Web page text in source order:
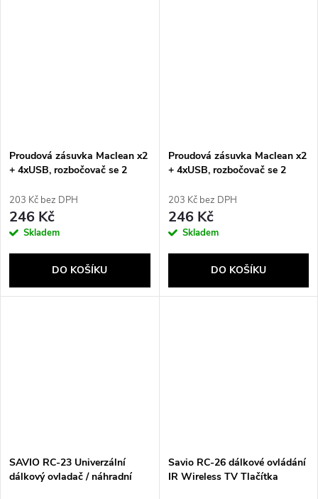
Proudová zásuvka Maclean x2
+ 4xUSB, rozbočovač se 2
PD 20W, 1x16A + 1x6A,
MCE249 F/B
203 Kč bez DPH
246 Kč
Skladem
DO KOŠÍKU
Proudová zásuvka Maclean x2
+ 4xUSB, rozbočovač se 2
PD 20W, 1x16A + 1x6A,
MCE249 F/W
203 Kč bez DPH
246 Kč
Skladem
DO KOŠÍKU
SAVIO RC-23 Univerzální
dálkový ovladač / náhradní
Savio RC-26 dálkové ovládání
IR Wireless TV Tlačítka